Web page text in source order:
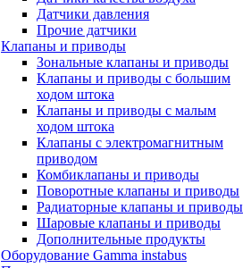
Датчики давления
Прочие датчики
Клапаны и приводы
Зональные клапаны и приводы
Клапаны и приводы с большим
ходом штока
Клапаны и приводы с малым
ходом штока
Клапаны с электромагнитным
приводом
Комбиклапаны и приводы
Поворотные клапаны и приводы
Радиаторные клапаны и приводы
Шаровые клапаны и приводы
Дополнительные продукты
Оборудование Gamma instabus